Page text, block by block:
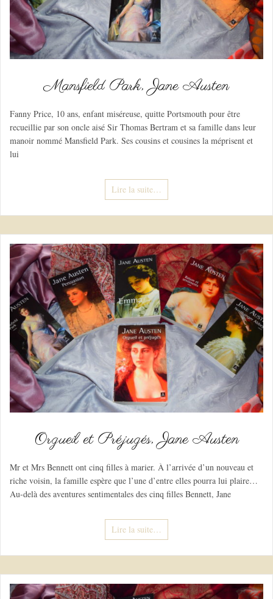
Mansfield Park, Jane Austen
Fanny Price, 10 ans, enfant miséreuse, quitte Portsmouth pour être
recueillie par son oncle aisé Sir Thomas Bertram et sa famille dans leur
manoir nommé Mansfield Park. Ses cousins et cousines la méprisent et
lui
Lire la suite…
Orgueil et Préjugés, Jane Austen
Mr et Mrs Bennett ont cinq filles à marier. À l’arrivée d’un nouveau et
riche voisin, la famille espère que l’une d’entre elles pourra lui plaire…
Au-delà des aventures sentimentales des cinq filles Bennett, Jane
Lire la suite…